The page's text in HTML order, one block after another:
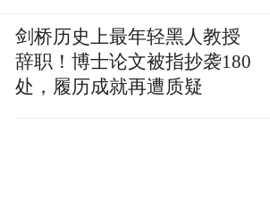
剑桥历史上最年轻黑人教授
辞职！博士论文被指抄袭180
处，履历成就再遭质疑